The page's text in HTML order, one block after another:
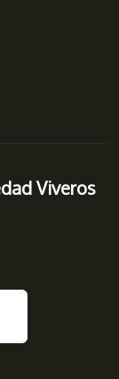
Viveros